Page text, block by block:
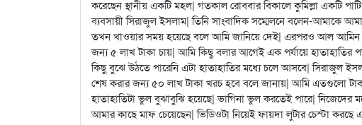
করেছেন স্থানীয় একটি মহল| গতকাল রোববার বিকালে কুমিল্লা একটি
ব্যবসায়ী সিরাজুল ইসলাম| তিনি সাংবাদিক সম্মেলনে বলেন-আমাকে
তখন খাওয়ার সময় হয়েছে বলে আমি জানিয়ে দেই| এরপরও আল আমিন
জন্য ৫ লাখ টাকা চায়| আমি কিছু বলার আগেই এক পর্যায়ে
কিছু বুঝে উঠতে পারেনি এটা হাতাহাতির মধ্যে চলে আসবে| সিরাজুল
শেষ করার জন্য ৫০ লাখ টাকা খরচ হবে বলে জানায়| আমি এতগুলো
হাতাহাতিটা ভুল বুঝাবুঝি হয়েছে| ভাগিনা ভুল করতেই পারে|
আমার কাছে মাফ চেয়েছেন| ভিডিওটা নিয়েই ফায়দা লুটার চেস্টা করছে